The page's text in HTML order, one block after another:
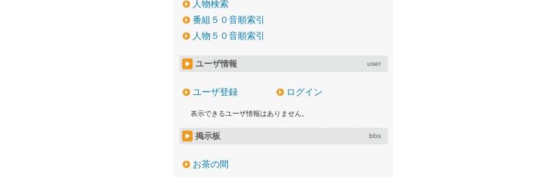
人物検索
番組５０音順索引
人物５０音順索引
ユーザ情報 user
ユーザ登録 ログイン
表示できるユーザ情報はありません。
掲示板 bbs
お茶の間